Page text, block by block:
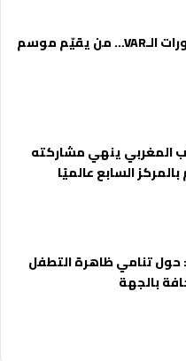
العنوان : قبل دورات الـVAR… من يقيّم موسم
المغربي ينهي مشاركته
السابع عالميًا
حول تنامي ظاهرة التطفل
بالجهة